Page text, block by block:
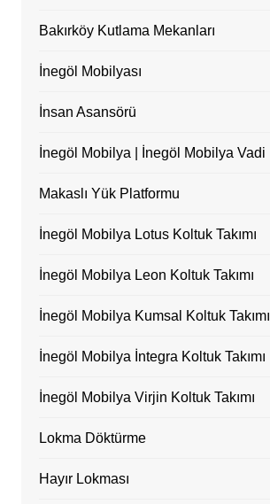
Bakırköy Kutlama Mekanları
İnegöl Mobilyası
İnsan Asansörü
İnegöl Mobilya | İnegöl Mobilya Vadi
Makaslı Yük Platformu
İnegöl Mobilya Lotus Koltuk Takımı
İnegöl Mobilya Leon Koltuk Takımı
İnegöl Mobilya Kumsal Koltuk Takımı
İnegöl Mobilya İntegra Koltuk Takımı
İnegöl Mobilya Virjin Koltuk Takımı
Lokma Döktürme
Hayır Lokması